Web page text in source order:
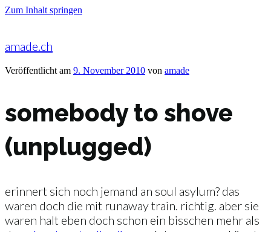
Zum Inhalt springen
amade.ch
Veröffentlicht am 9. November 2010 von amade
somebody to shove
(unplugged)
erinnert sich noch jemand an soul asylum? das
waren doch die mit runaway train. richtig. aber sie
waren halt eben doch schon ein bisschen mehr als